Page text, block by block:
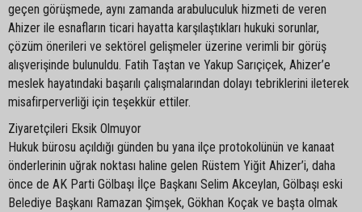
geçen görüşmede, aynı zamanda arabuluculuk hizmeti de veren
Ahizer ile esnafların ticari hayatta karşılaştıkları hukuki sorunlar,
çözüm önerileri ve sektörel gelişmeler üzerine verimli bir görüş
alışverişinde bulunuldu. Fatih Taştan ve Yakup Sarıçiçek, Ahizer’e
meslek hayatındaki başarılı çalışmalarından dolayı tebriklerini ileterek
misafirperverliği için teşekkür ettiler.
Ziyaretçileri Eksik Olmuyor
Hukuk bürosu açıldığı günden bu yana ilçe protokolünün ve kanaat
önderlerinin uğrak noktası haline gelen Rüstem Yiğit Ahizer’i, daha
önce de AK Parti Gölbaşı İlçe Başkanı Selim Akceylan, Gölbaşı eski
Belediye Başkanı Ramazan Şimşek, Gökhan Koçak ve başta olmak